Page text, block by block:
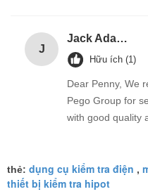
J
Jack Adams
Hữu ích (1)
Dear Penny, We
Pego Group for
with good quality
thẻ: dụng cụ kiểm tra điện ,
thiết bị kiểm tra hipot